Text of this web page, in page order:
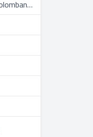
Jolanda di savoia, Strada colombana nuvole